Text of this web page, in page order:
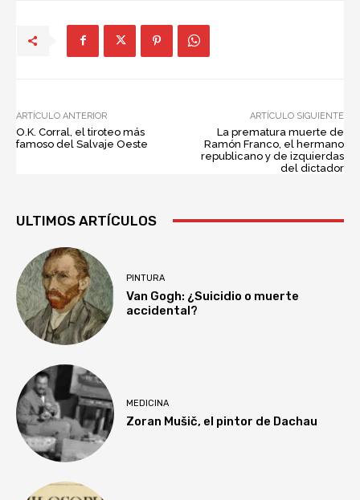
ARTÍCULO ANTERIOR
O.K. Corral, el tiroteo más
famoso del Salvaje Oeste
ARTÍCULO SIGUIENTE
La prematura muerte de
Ramón Franco, el hermano
republicano y de izquierdas
del dictador
ULTIMOS ARTÍCULOS
PINTURA
Van Gogh: ¿Suicidio o muerte
accidental?
MEDICINA
Zoran Mušič, el pintor de Dachau